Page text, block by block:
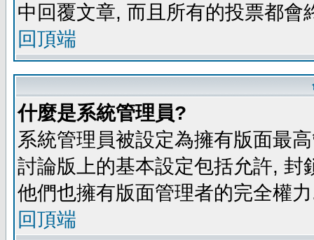
中回覆文章, 而且所有的投票都
回頂端
什麼是系統管理員?
系統管理員被設定為擁有版面最
討論版上的基本設定包括允許,
他們也擁有版面管理者的完全權
回頂端